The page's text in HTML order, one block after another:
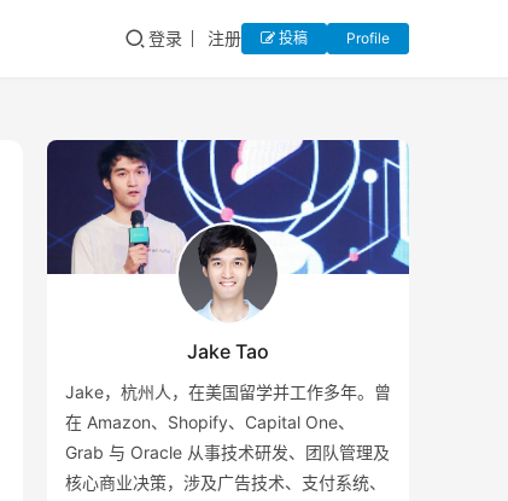
登录 注册 投稿 Profile
Jake Tao
Jake，杭州人，在美国留学并工作多年。曾
在 Amazon、Shopify、Capital One、
Grab 与 Oracle 从事技术研发、团队管理及
核心商业决策，涉及广告技术、支付系统、